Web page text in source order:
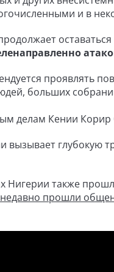
и в
проявлять
больших
делам Кении Корир
вызывает глубокую
Нигерии также
прошли